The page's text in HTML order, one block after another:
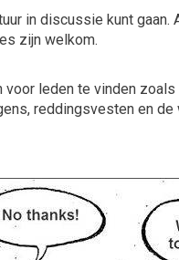
in discussie kunt
zijn welkom.
voor leden te vinden
reddingsvesten en